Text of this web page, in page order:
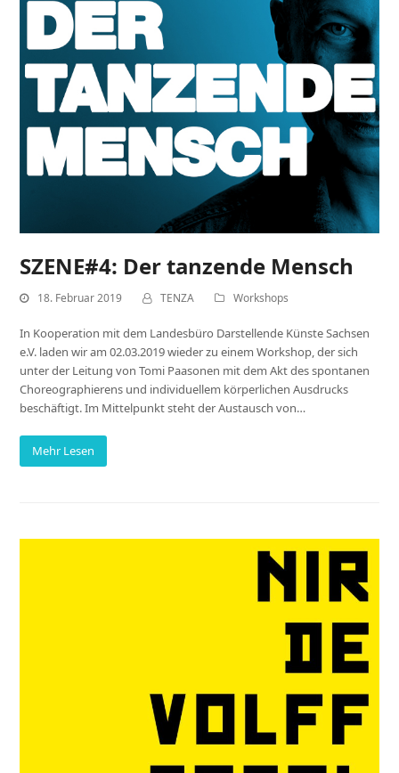
SZENE#4: Der tanzende Mensch
18. Februar 2019 TENZA Workshops
In Kooperation mit dem Landesbüro Darstellende Künste Sachsen
e.V. laden wir am 02.03.2019 wieder zu einem Workshop, der sich
unter der Leitung von Tomi Paasonen mit dem Akt des spontanen
Choreographierens und individuellem körperlichen Ausdrucks
beschäftigt. Im Mittelpunkt steht der Austausch von…
Mehr Lesen